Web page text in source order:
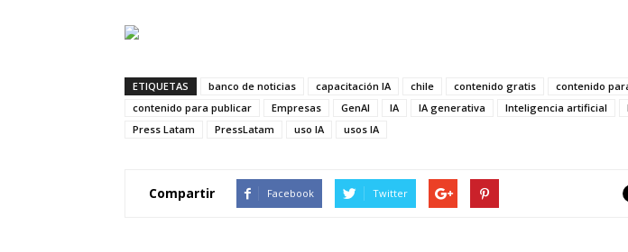
ETIQUETAS banco de noticias capacitación IA chile contenido gratis
contenido
contenido para publicar
Empresas GenAI IA IA generativa Inteligencia artificial
Press Latam
PressLatam uso IA usos IA
Compartir Facebook Twitter